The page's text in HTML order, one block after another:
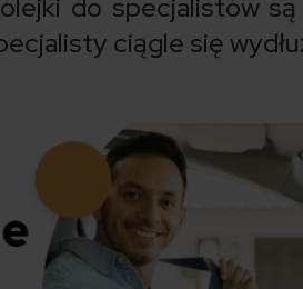
ciągle się